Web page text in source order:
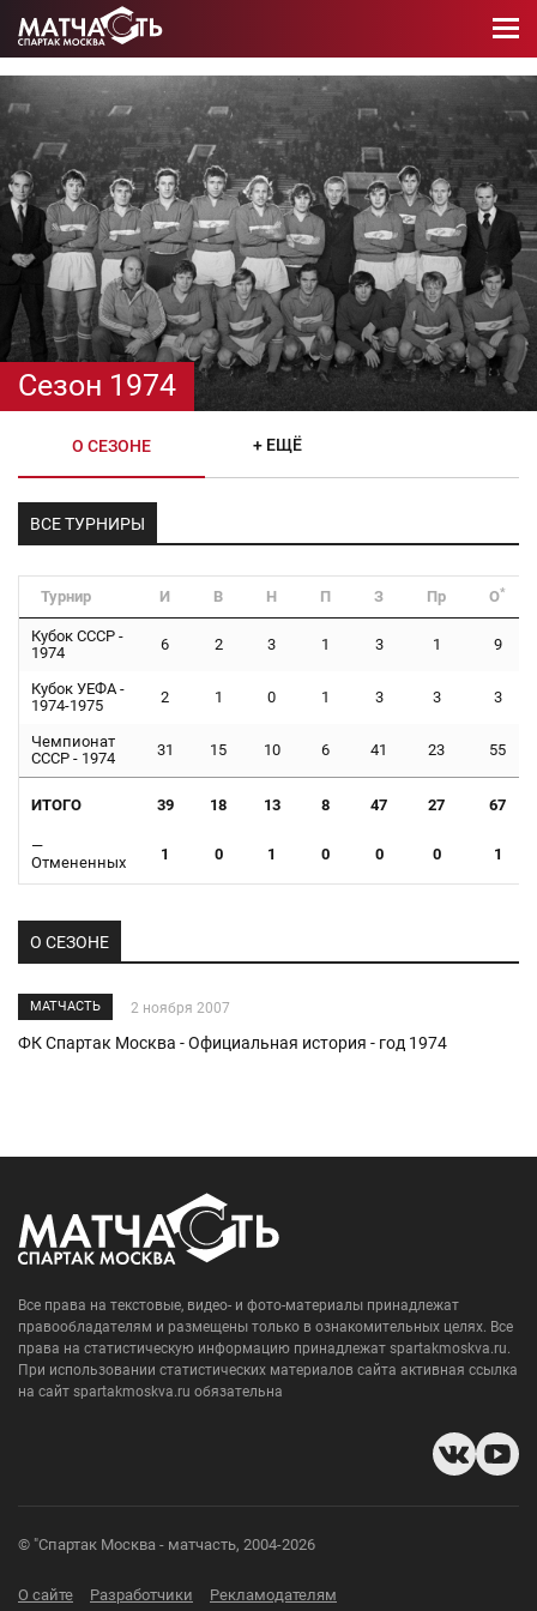
Сезон 1974
О СЕЗОНЕ + ЕЩЁ
ВСЕ ТУРНИРЫ
Турнир И В Н П З Пр О*
Кубок СССР -
1974
6 2 3 1 3 1 9
Кубок УЕФА -
1974-1975
2 1 0 1 3 3 3
Чемпионат
СССР - 1974
31 15 10 6 41 23 55
ИТОГО 39 18 13 8 47 27 67
—
Отмененных
1 0 1 0 0 0 1
О СЕЗОНЕ
МАТЧАСТЬ 2 ноября 2007
ФК Спартак Москва - Официальная история - год 1974
Все права на текстовые, видео- и фото-материалы принадлежат
правообладателям и размещены только в ознакомительных целях. Все
права на статистическую информацию принадлежат spartakmoskva.ru.
При использовании статистических материалов сайта активная ссылка
на сайт spartakmoskva.ru обязательна
© "Спартак Москва - матчасть, 2004-2026
О сайте Разработчики Рекламодателям